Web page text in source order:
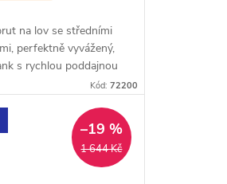
na lov se středními
perfektně vyvážený,
s rychlou poddajnou
zdolání ryby
Kód: 72200
1 644 Kč
–19 %